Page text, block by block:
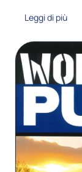
Leggi di più